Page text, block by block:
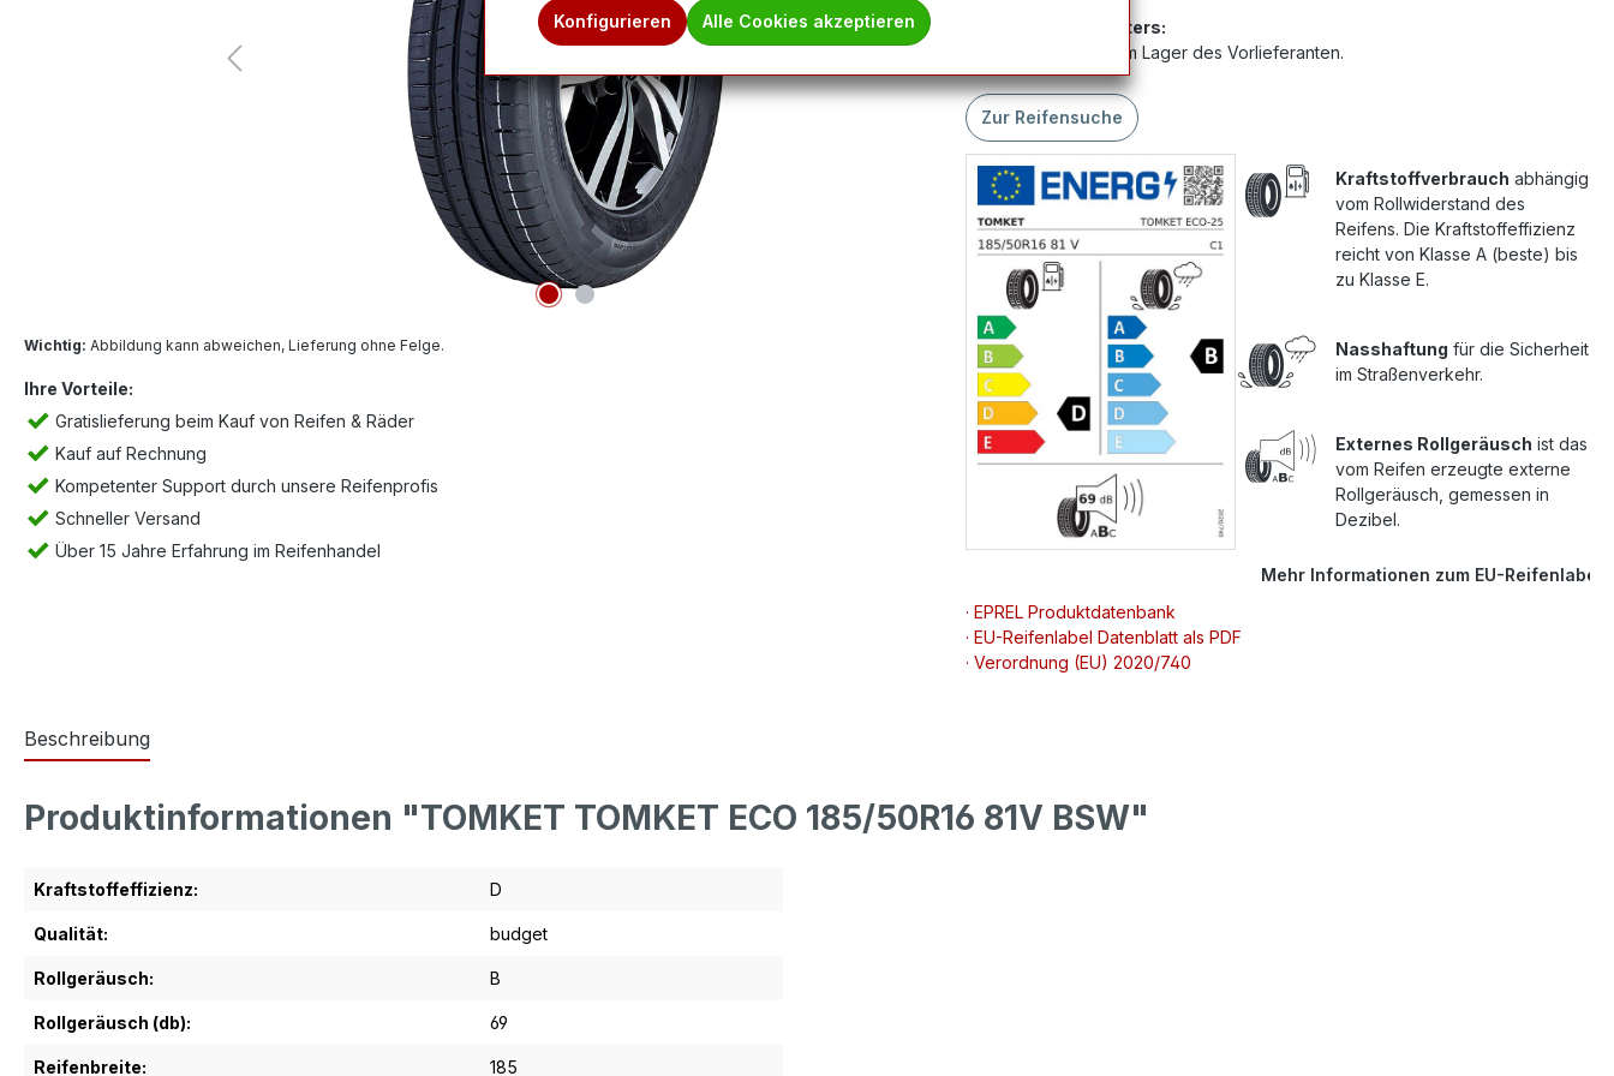
Wichtig: Abbildung kann abweichen, Lieferung ohne Felge.
Ihre Vorteile:
Gratislieferung beim Kauf von Reifen & Räder
Kauf auf Rechnung
Kompetenter Support durch unsere Reifenprofis
Schneller Versand
Über 15 Jahre Erfahrung im Reifenhandel
Hinweis des Anbieters:
Ware befindet sich im Lager des Vorlieferanten.
Zur Reifensuche
Kraftstoffverbrauch abhängig
vom Rollwiderstand des
Reifens. Die Kraftstoffeffizienz
reicht von Klasse A (beste) bis
zu Klasse E.
Nasshaftung für die Sicherheit
im Straßenverkehr.
Externes Rollgeräusch ist das
vom Reifen erzeugte externe
Rollgeräusch, gemessen in
Dezibel.
Mehr Informationen zum EU-Reifenlabel
· EPREL Produktdatenbank
· EU-Reifenlabel Datenblatt als PDF
· Verordnung (EU) 2020/740
Beschreibung
Produktinformationen "TOMKET TOMKET ECO 185/50R16 81V BSW"
Kraftstoffeffizienz: D
Qualität: budget
Rollgeräusch: B
Rollgeräusch (db): 69
Reifenbreite: 185
Konfigurieren Alle Cookies akzeptieren